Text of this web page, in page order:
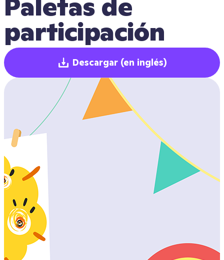
Paletas de
participación
Descargar (en inglés)